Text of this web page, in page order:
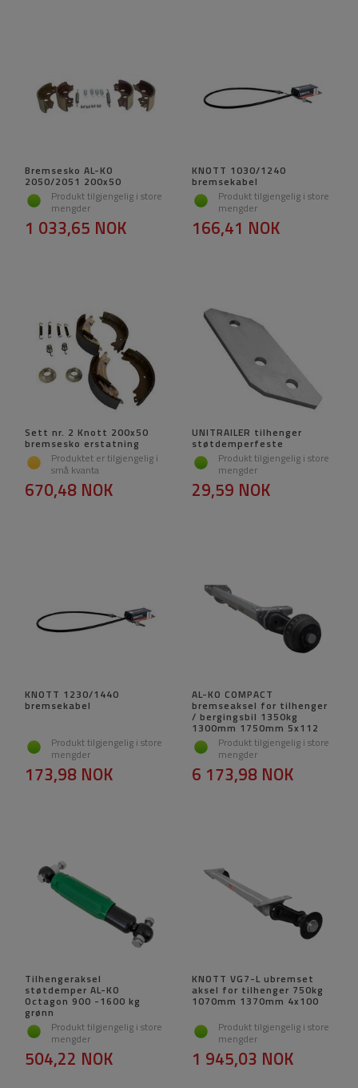
Bremsesko AL-KO
2050/2051 200x50
Produkt tilgjengelig i store
mengder
1 033,65 NOK
KNOTT 1030/1240
bremsekabel
Produkt tilgjengelig i store
mengder
166,41 NOK
Sett nr. 2 Knott 200x50
bremsesko erstatning
Produktet er tilgjengelig i
små kvanta
670,48 NOK
UNITRAILER tilhenger
støtdemperfeste
Produkt tilgjengelig i store
mengder
29,59 NOK
KNOTT 1230/1440
bremsekabel
Produkt tilgjengelig i store
mengder
173,98 NOK
AL-KO COMPACT
bremseaksel for tilhenger
/ bergingsbil 1350kg
1300mm 1750mm 5x112
Produkt tilgjengelig i store
mengder
6 173,98 NOK
Tilhengeraksel
støtdemper AL-KO
Octagon 900 -1600 kg
grønn
Produkt tilgjengelig i store
mengder
504,22 NOK
KNOTT VG7-L ubremset
aksel for tilhenger 750kg
1070mm 1370mm 4x100
Produkt tilgjengelig i store
mengder
1 945,03 NOK